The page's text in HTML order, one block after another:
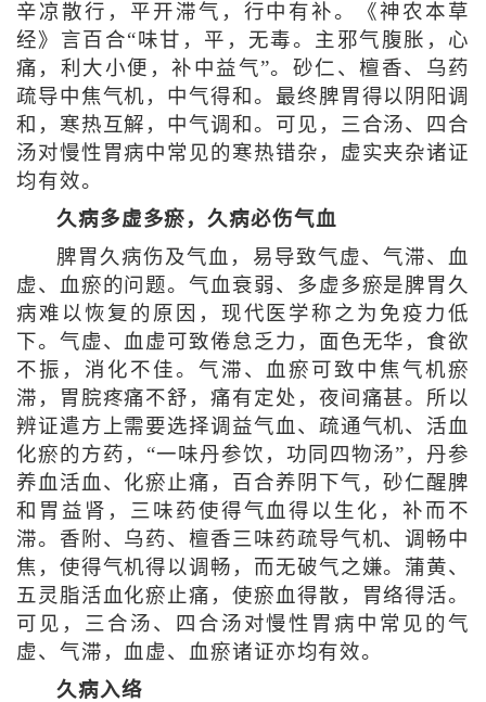
辛凉散行，平开滞气，行中有补。《神农本草
经》言百合“味甘，平，无毒。主邪气腹胀，心
痛，利大小便，补中益气”。砂仁、檀香、乌药
疏导中焦气机，中气得和。最终脾胃得以阴阳调
和，寒热互解，中气调和。可见，三合汤、四合
汤对慢性胃病中常见的寒热错杂，虚实夹杂诸证
均有效。
久病多虚多瘀，久病必伤气血
脾胃久病伤及气血，易导致气虚、气滞、血
虚、血瘀的问题。气血衰弱、多虚多瘀是脾胃久
病难以恢复的原因，现代医学称之为免疫力低
下。气虚、血虚可致倦怠乏力，面色无华，食欲
不振，消化不佳。气滞、血瘀可致中焦气机瘀
滞，胃脘疼痛不舒，痛有定处，夜间痛甚。所以
辨证遣方上需要选择调益气血、疏通气机、活血
化瘀的方药，“一味丹参饮，功同四物汤”，丹参
养血活血、化瘀止痛，百合养阴下气，砂仁醒脾
和胃益肾，三味药使得气血得以生化，补而不
滞。香附、乌药、檀香三味药疏导气机、调畅中
焦，使得气机得以调畅，而无破气之嫌。蒲黄、
五灵脂活血化瘀止痛，使瘀血得散，胃络得活。
可见，三合汤、四合汤对慢性胃病中常见的气
虚、气滞，血虚、血瘀诸证亦均有效。
久病入络